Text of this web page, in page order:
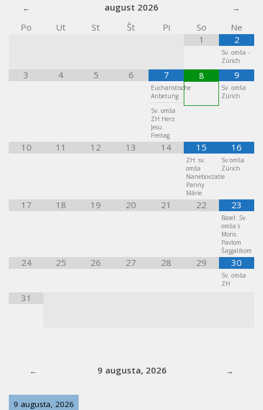
august 2026
Po
Ut St Št Pi So
Ne
1
2
Sv. omša -
Zürich
3 4 5 6 7
Eucharistische
Anbetung
Sv. omša
ZH Herz
Jesu
Freitag
8 9
Sv. omša
Zürich
10 11 12 13 14 15
ZH: sv.
omša
Nanebovzatie
Panny
Márie
16
Sv.omša
Zürich
17 18 19 20 21 22 23
Basel: Sv.
omša s
Mons.
Pavlom
Šajgalíkom
24 25 26 27 28 29 30
Sv. omša
ZH
31
9 augusta, 2026
9 augusta, 2026